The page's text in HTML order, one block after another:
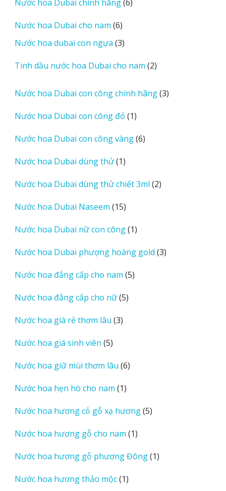
Nước hoa Dubai chính hãng 66
Nước hoa Dubai cho nam 66
sản
phẩm
Nước hoa dubai con ngựa 33
phẩm
Tinh dầu nước hoa Dubai cho nam 22
phẩm
Nước hoa Dubai con công chính hãng 33
Nước hoa Dubai con công đỏ 11
phẩm
Nước hoa Dubai con công vàng 66
Nước hoa Dubai dùng thử 11
phẩm
Nước hoa Dubai dùng thử chiết 3ml 22
Nước hoa Dubai Naseem 1515
phẩm
Nước hoa Dubai nữ con công 11
phẩm
Nước hoa Dubai phượng hoàng gold 33
Nước hoa đẳng cấp cho nam 55
Nước hoa đẳng cấp cho nữ 55
Nước hoa giá rẻ thơm lâu 33
Nước hoa giá sinh viên 55
phẩm
Nước hoa giữ mùi thơm lâu 66
Nước hoa hẹn hò cho nam 11
phẩm
Nước hoa hương cỏ gỗ xạ hương 55
Nước hoa hương gỗ cho nam 11
phẩm
Nước hoa hương gỗ phương Đông 11
Nước hoa hương thảo mộc 11